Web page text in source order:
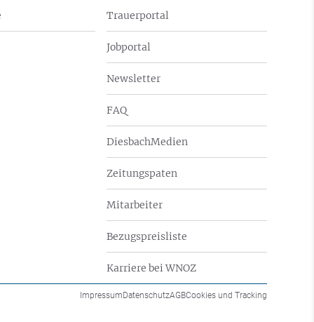
Trauerportal
Jobportal
Newsletter
FAQ
DiesbachMedien
Zeitungspaten
Mitarbeiter
Bezugspreisliste
Karriere bei WNOZ
ImpressumDatenschutzAGBCookies und Tracking